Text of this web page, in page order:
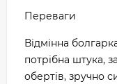
Переваги
Відмінна
потрібна штука,
обертів, зручно